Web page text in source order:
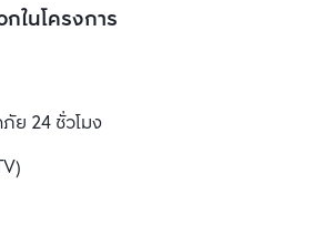
ในโครงการ
ย 24 ชั่วโมง